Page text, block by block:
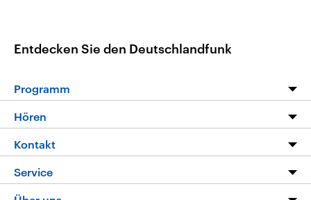
Entdecken Sie den Deutschlandfunk
Programm
Programm
Die Nachrichten
Nachrichtenleicht
Hören
Livestream
Podcasts
Kontakt
Hörerservice
Service
FAQ